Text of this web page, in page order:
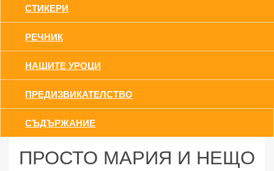
СТИКЕРИ
РЕЧНИК
НАШИТЕ УРОЦИ
ПРЕДИЗВИКАТЕЛСТВО
СЪДЪРЖАНИЕ
ПРОСТО МАРИЯ И НЕЩО